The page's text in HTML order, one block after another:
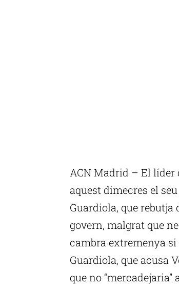
ACN Madrid – El líder
aquest dimecres el
Guardiola, que
govern, malgrat que
cambra extremenya
Guardiola, que acusa
que no